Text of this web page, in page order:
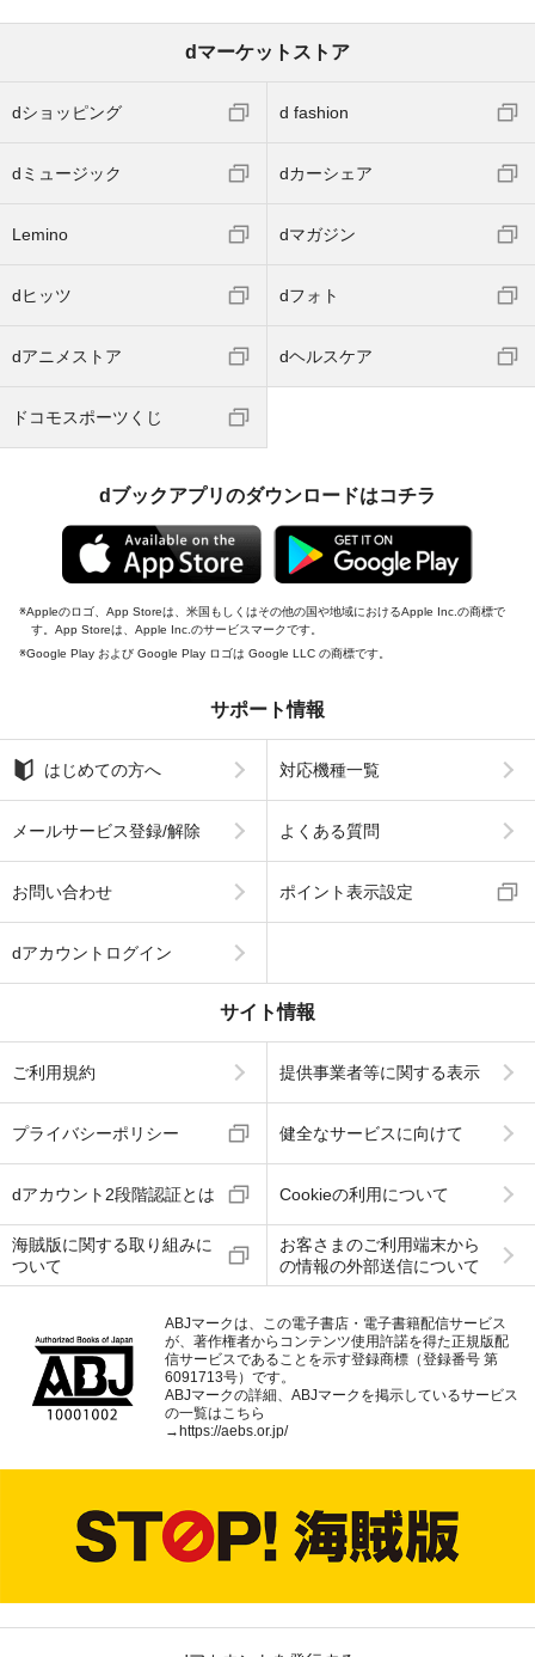
dマーケットストア
dショッピング d fashion
dミュージック dカーシェア
Lemino dマガジン
dヒッツ dフォト
dアニメストア dヘルスケア
ドコモスポーツくじ
dブックアプリのダウンロードはコチラ
Appleのロゴ、App Storeは、米国もしくはその他の国や地域におけるApple Inc.の商標で
す。App Storeは、Apple Inc.のサービスマークです。
Google Play および Google Play ロゴは Google LLC の商標です。
サポート情報
はじめての方へ 対応機種一覧
メールサービス登録/解除 よくある質問
お問い合わせ ポイント表示設定
dアカウントログイン
サイト情報
ご利用規約 提供事業者等に関する表示
プライバシーポリシー 健全なサービスに向けて
dアカウント2段階認証とは Cookieの利用について
海賊版に関する取り組みに
ついて
お客さまのご利用端末から
の情報の外部送信について
ABJマークは、この電子書店・電子書籍配信サービス
が、著作権者からコンテンツ使用許諾を得た正規版配
信サービスであることを示す登録商標（登録番号 第
6091713号）です。
ABJマークの詳細、ABJマークを掲示しているサービス
の一覧はこちら
→ https://aebs.or.jp/